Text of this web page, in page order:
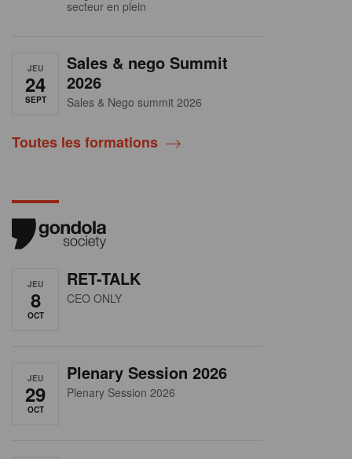
secteur en plein
JEU
24
SEPT
Sales & nego Summit
2026
Sales & Nego summit 2026
Toutes les formations
JEU
8
OCT
RET-TALK
CEO ONLY
JEU
29
OCT
Plenary Session 2026
Plenary Session 2026